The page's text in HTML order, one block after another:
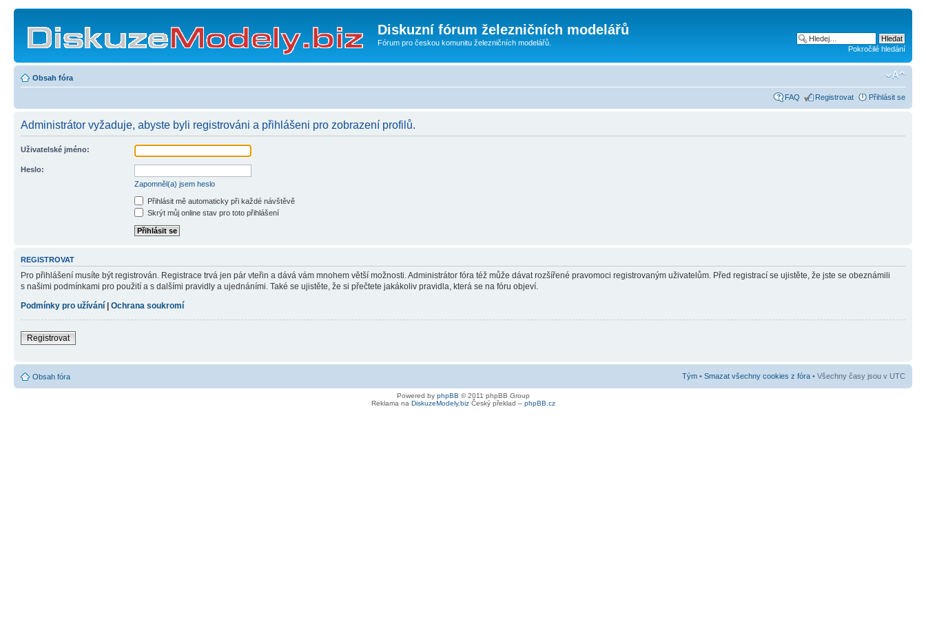
Diskuzní fórum železničních modelářů
Fórum pro českou komunitu železničních modelářů.
Pokročilé hledání
Obsah fóra
FAQ Registrovat Přihlásit se
Administrátor vyžaduje, abyste byli registrováni a přihlášeni pro zobrazení profilů.
Uživatelské jméno:
Heslo:
Zapomněl(a) jsem heslo
Přihlásit mě automaticky při každé návštěvě
Skrýt můj online stav pro toto přihlášení
REGISTROVAT
Pro přihlášení musíte být registrován. Registrace trvá jen pár vteřin a dává vám mnohem větší možnosti. Administrátor fóra též může dávat rozšířené pravomoci registrovaným uživatelům. Před registrací se ujistěte, že jste se obeznámili
s našimi podmínkami pro použití a s dalšími pravidly a ujednáními. Také se ujistěte, že si přečtete jakákoliv pravidla, která se na fóru objeví.
Podmínky pro užívání
Ochrana soukromí
Registrovat
Obsah fóra Tým • Smazat všechny cookies z fóra • Všechny časy jsou v UTC
Powered by phpBB © 2011 phpBB Group
Reklama na DiskuzeModely.bizČeský překlad – phpBB.cz